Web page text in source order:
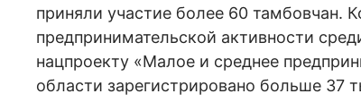
приняли участие более 60 тамбовчан.
предпринимательской активности
нацпроекту «Малое и среднее
области зарегистрировано больше 37